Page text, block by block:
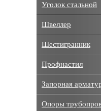
Уголок стальной
Швеллер
Шестигранник
Профнастил
Запорная
Опоры